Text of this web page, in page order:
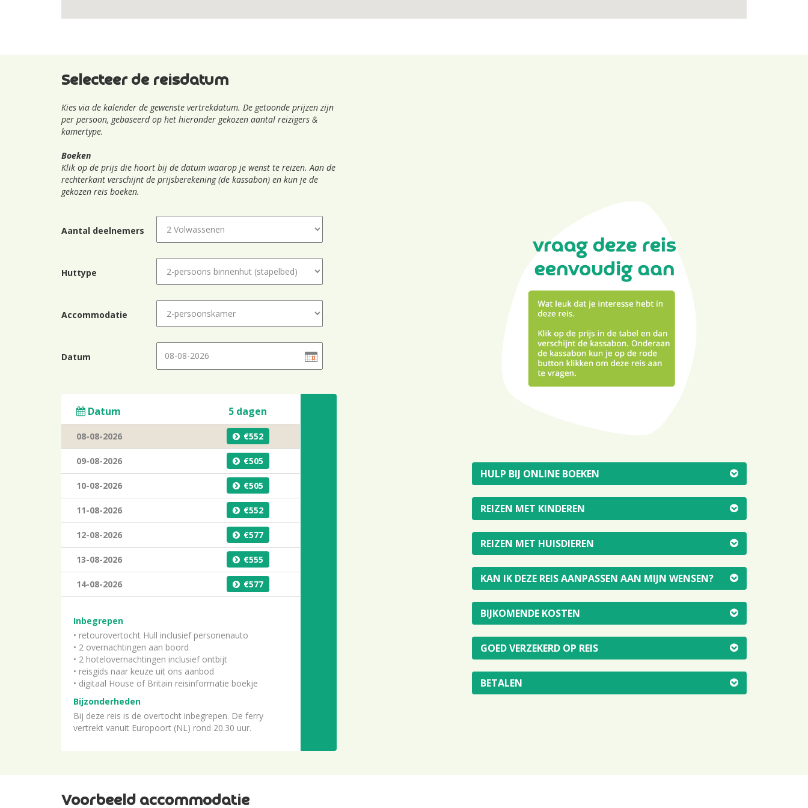
Selecteer de reisdatum
Kies via de kalender de gewenste vertrekdatum. De getoonde prijzen zijn
per persoon, gebaseerd op het hieronder gekozen aantal reizigers &
kamertype.
Boeken
Klik op de prijs die hoort bij de datum waarop je wenst te reizen. Aan de
rechterkant verschijnt de prijsberekening (de kassabon) en kun je de
gekozen reis boeken.
Aantal deelnemers
Huttype
Accommodatie
Datum
Datum 5 dagen
08-08-2026 552
09-08-2026 505
10-08-2026 505
11-08-2026 552
12-08-2026 577
13-08-2026 555
14-08-2026 577
Inbegrepen
• retourovertocht Hull inclusief personenauto
• 2 overnachtingen aan boord
• 2 hotelovernachtingen inclusief ontbijt
• reisgids naar keuze uit ons aanbod
• digitaal House of Britain reisinformatie boekje
Bijzonderheden
Bij deze reis is de overtocht inbegrepen. De ferry
vertrekt vanuit Europoort (NL) rond 20.30 uur.
HULP BIJ ONLINE BOEKEN
REIZEN MET KINDEREN
REIZEN MET HUISDIEREN
KAN IK DEZE REIS AANPASSEN AAN MIJN WENSEN?
BIJKOMENDE KOSTEN
GOED VERZEKERD OP REIS
BETALEN
Voorbeeld accommodatie